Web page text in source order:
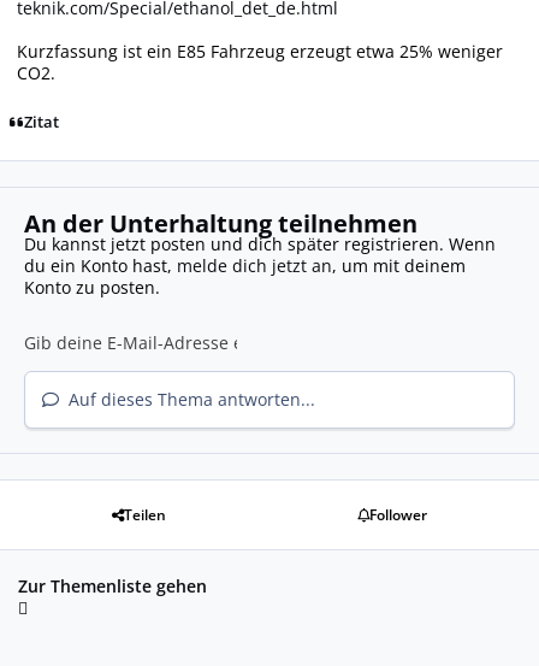
teknik.com/Special/ethanol_det_de.html
Kurzfassung ist ein E85 Fahrzeug erzeugt etwa 25% weniger
CO2.
Zitat
An der Unterhaltung teilnehmen
Du kannst jetzt posten und dich später registrieren. Wenn
du ein Konto hast, melde dich jetzt an, um mit deinem
Konto zu posten.
Auf dieses Thema antworten...
Teilen Follower
Zur Themenliste gehen